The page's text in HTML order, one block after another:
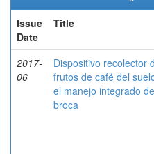
Issue
Date
Title
2017-
06
Dispositivo recolector
frutos de café del
el manejo integrado
broca